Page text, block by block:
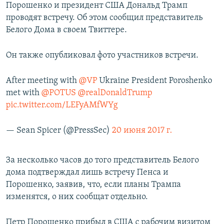
поискуИНФОГРАФИКА
ТЕЛЕПРОЕКТ КРЫМ.РЕАЛИИ
ПОБЕДИТЕЛЕЙ НЕ СУДЯТ?
КРЫМ.НЕПОКОРЕННЫЙ
УКРАИНСКАЯ ПРОБЛЕМА КРЫМА
КАК ОБОЙТИ БЛОКИРОВКУ
Українською
Qırımtatar
ПРИСОЕДИНЯЙТЕСЬ!
Порошенко и президент США Дональд Трамп
проводят встречу. Об этом сообщил представитель
Белого Дома в своем Твиттере.
Он также опубликовал фото участников встречи.
After meeting with @VP Ukraine President Poroshenko
met with @POTUS @realDonaldTrump
pic.twitter.com/LEFyAMfWYg
— Sean Spicer (@PressSec) 20 июня 2017 г.
За несколько часов до того представитель Белого
дома подтверждал лишь встречу Пенса и
Порошенко, заявив, что, если планы Трампа
изменятся, о них сообщат отдельно.